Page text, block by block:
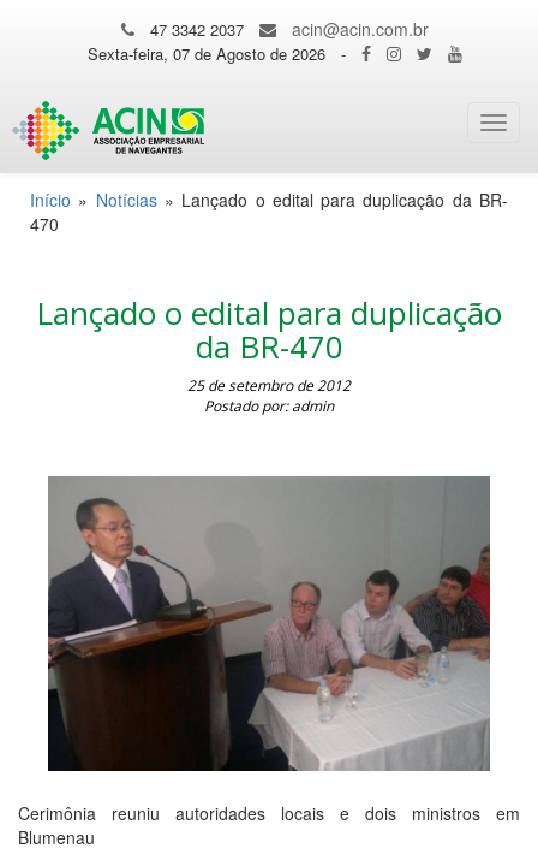
47 3342 2037 acin@acin.com.br
Sexta-feira, 07 de Agosto de 2026 -
Início » Notícias» Lançado o edital para duplicação da BR-
470
Lançado o edital para duplicação
da BR-470
25 de setembro de 2012
Postado por: admin
Cerimônia reuniu autoridades locais e dois ministros em
Blumenau